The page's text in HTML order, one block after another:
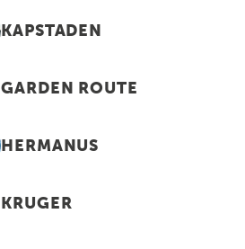
KAPSTADEN
GARDEN ROUTE
HERMANUS
KRUGER